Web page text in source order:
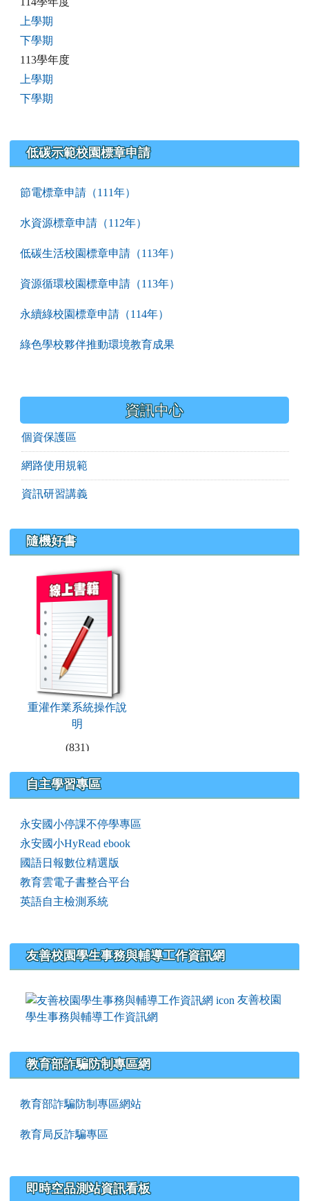
上學期
下學期
113學年度
上學期
下學期
低碳示範校園標章申請
節電標章申請（111年）
水資源標章申請（112年）
低碳生活校園標章申請（113年）
資源循環校園標章申請（113年）
永續綠校園標章申請（114年）
綠色學校夥伴推動環境教育成果
資訊中心
個資保護區
網路使用規範
資訊研習講義
隨機好書
book:重灌作業系統操作說明
重灌作業系統操作說
明
(831)
右邊區域內容
自主學習專區
永安國小停課不停學專區
永安國小HyRead ebook
國語日報數位精選版
教育雲電子書整合平台
英語自主檢測系統
友善校園學生事務與輔導工作資訊網
友善校園
學生事務與輔導工作資訊網
教育部詐騙防制專區網
教育部詐騙防制專區網站
教育局反詐騙專區
即時空品測站資訊看板